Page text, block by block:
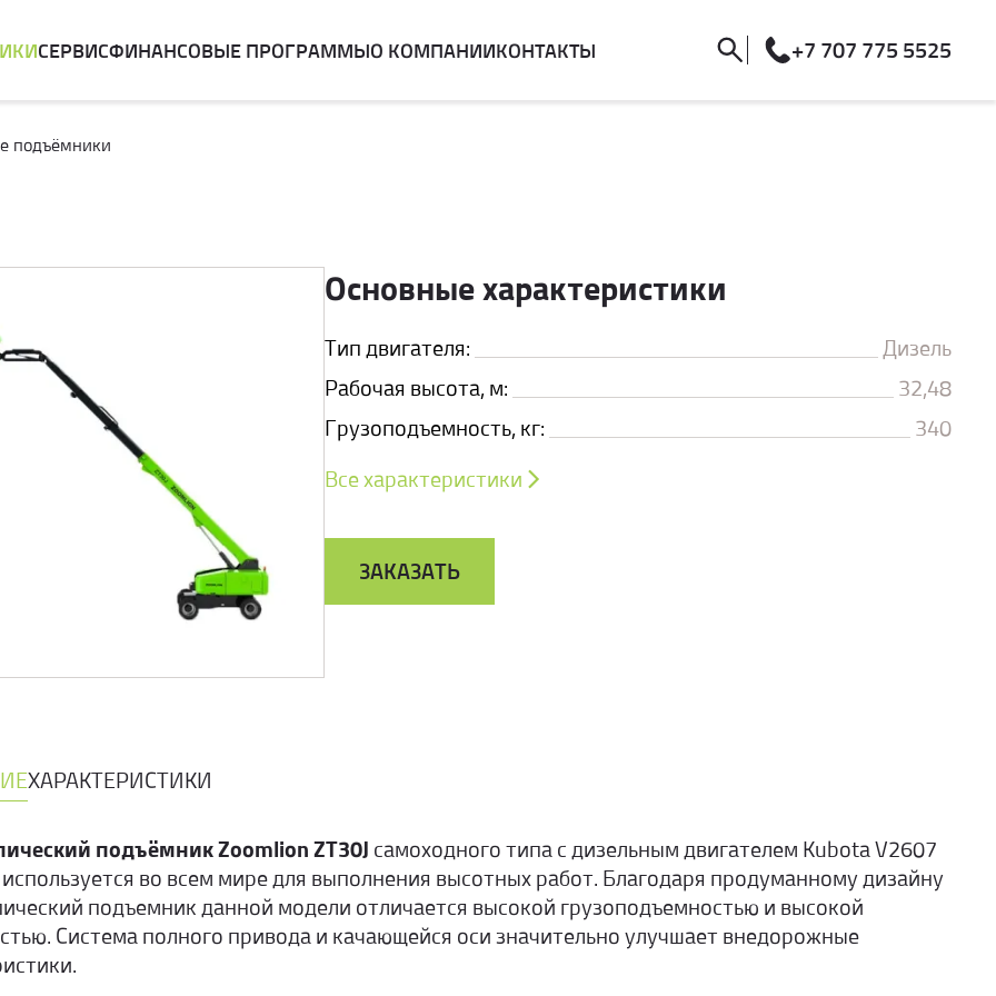
СЕРВИСФИНАНСОВЫЕ ПРОГРАММЫО КОМПАНИИКОНТАКТЫ +7 707 775 5525
подъёмники
Основные характеристики
Тип двигателя:
Дизель
Рабочая высота, м:
32,48
Грузоподъемность, кг:
340
Все характеристики
ЗАКАЗАТЬ
ХАРАКТЕРИСТИКИ
подъёмник Zoomlion ZT30Jсамоходного типа с дизельным двигателем Kubota V2607
во всем мире для выполнения высотных работ. Благодаря продуманному дизайну
подъемник данной модели отличается высокой грузоподъемностью и высокой
Система полного привода и качающейся оси значительно улучшает внедорожные